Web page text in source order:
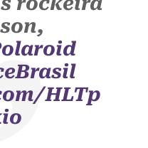
HLTp